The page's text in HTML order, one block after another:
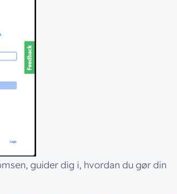
guider dig i, hvordan du gør din